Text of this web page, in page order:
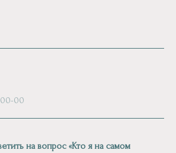
на вопрос «Кто я на самом